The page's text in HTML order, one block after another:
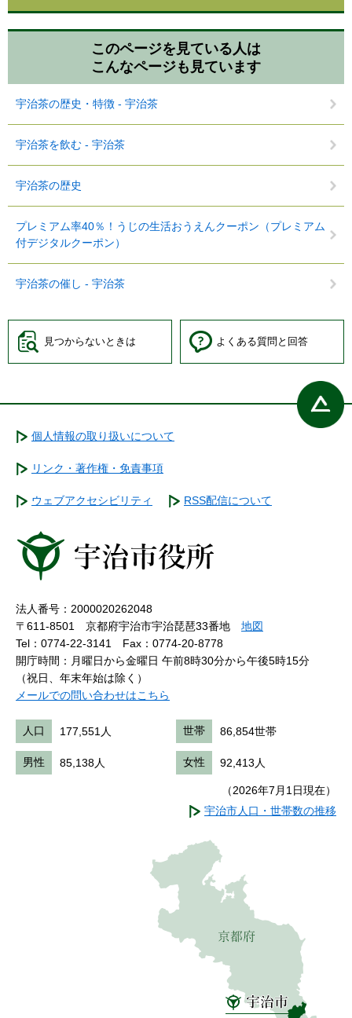
このページを見ている人は
こんなページも見ています
宇治茶の歴史・特徴 - 宇治茶
宇治茶を飲む - 宇治茶
宇治茶の歴史
プレミアム率40％！うじの生活おうえんクーポン（プレミアム
付デジタルクーポン）
宇治茶の催し - 宇治茶
見つからないときは よくある質問と回答
個人情報の取り扱いについて
リンク・著作権・免責事項
ウェブアクセシビリティ RSS配信について
法人番号：2000020262048
〒611-8501 京都府宇治市宇治琵琶33番地 地図
Tel：0774-22-3141
Fax：0774-20-8778
開庁時間：月曜日から金曜日 午前8時30分から午後5時15分
（祝日、年末年始は除く）
メールでの問い合わせはこちら
人口 177,551人 世帯 86,854世帯
男性 85,138人 女性 92,413人
（2026年7月1日現在）
宇治市人口・世帯数の推移